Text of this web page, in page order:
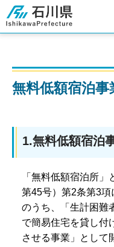
石川県
無料低額宿泊
1.無料低額宿泊
「無料低額宿泊所
第45号）第2条第3
のうち、「生計困難
で簡易住宅を貸し付
させる事業」として